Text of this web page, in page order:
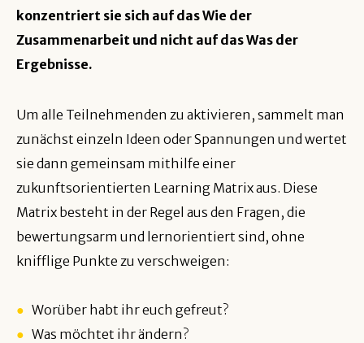
konzentriert sie sich auf das Wie der
Zusammenarbeit und nicht auf das Was der
Ergebnisse.
Um alle Teilnehmenden zu aktivieren, sammelt man
zunächst einzeln Ideen oder Spannungen und wertet
sie dann gemeinsam mithilfe einer
zukunftsorientierten Learning Matrix aus. Diese
Matrix besteht in der Regel aus den Fragen, die
bewertungsarm und lernorientiert sind, ohne
knifflige Punkte zu verschweigen:
● Worüber habt ihr euch gefreut?
● Was möchtet ihr ändern?